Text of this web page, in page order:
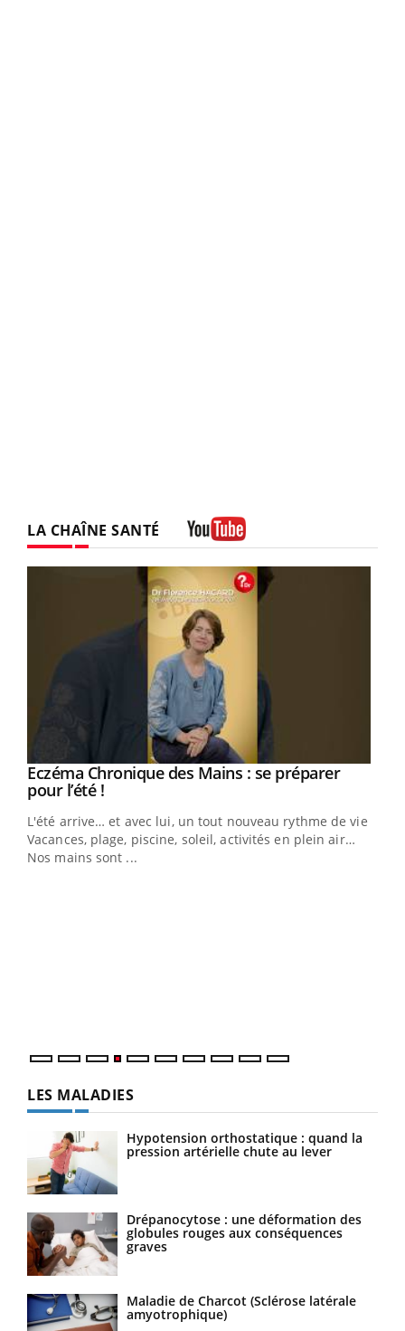
LA CHAÎNE SANTÉ
Youtube
Eczéma Chronique des Mains : se préparer
pour l’été !Youtube
L'été arrive… et avec lui, un tout nouveau rythme de vie !
Vacances, plage, piscine, soleil, activités en plein air…
Nos mains sont ...
LES MALADIES
Hypotension orthostatique : quand la
pression artérielle chute au lever
Drépanocytose : une déformation des
globules rouges aux conséquences
graves
Maladie de Charcot (Sclérose latérale
amyotrophique)